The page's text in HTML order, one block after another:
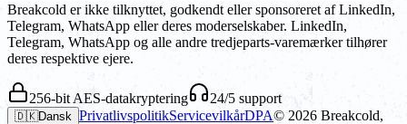
Breakcold er ikke tilknyttet, godkendt eller sponsoreret af LinkedIn,
Telegram, WhatsApp eller deres moderselskaber. LinkedIn,
Telegram, WhatsApp og alle andre tredjeparts-varemærker tilhører
deres respektive ejere.
256-bit AES-datakryptering 24/5 support
🇩🇰Dansk PrivatlivspolitikServicevilkårDPA© 2026 Breakcold,